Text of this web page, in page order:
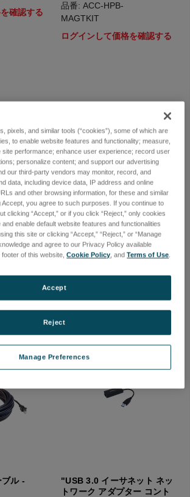
確認する
品番: ACC-HPB-
MAGTKIT
ログインして価格を確認する
ト - 12MM
C-Track (第 4 世代) 用 USB
3.0 ケーブル (2.4m)
ル -
"USB 3.0 イーサネット ネッ
トワーク アダプター コント
pixels, and similar tools (“cookies”), some of which are
to enable website features and functionality; measure,
site performance; enhance user experience; record user
personalize content; and support our advertising
our third-party vendors may monitor, record, and
data, including device data, IP address and online
and other browsing information, for these and similar
you agree to such purposes. If you continue to
clicking “Accept,” or if you click “Reject,” only cookies
enable default website features and functionalities
this site or clicking “Accept,” “Reject,” or “Manage
and agree to our Privacy Policy available
footer of this website,Cookie Policy, andTerms of Use.
Manage Preferences
Reject
Accept